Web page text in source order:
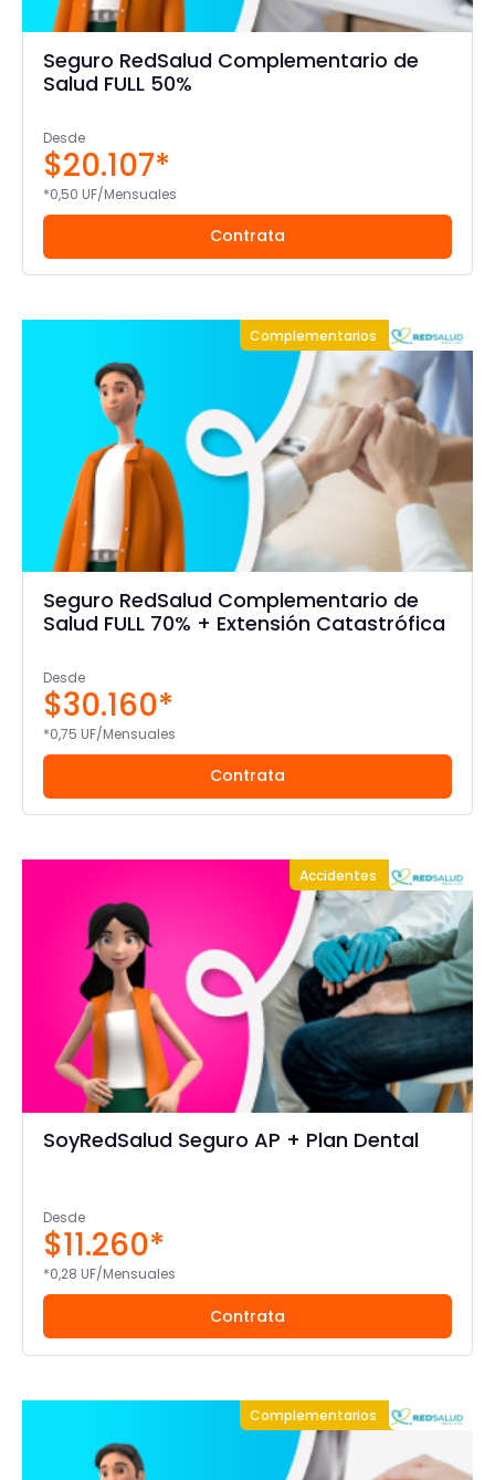
Seguro RedSalud Complementario de
Salud FULL 50%
Desde
$20.107*
*0,50 UF/Mensuales
Contrata
Complementarios
Seguro RedSalud Complementario de
Salud FULL 70% + Extensión Catastrófica
Desde
$30.160*
*0,75 UF/Mensuales
Contrata
Accidentes
SoyRedSalud Seguro AP + Plan Dental
Desde
$11.260*
*0,28 UF/Mensuales
Contrata
Complementarios